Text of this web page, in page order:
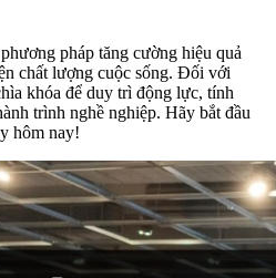
pháp tăng cường hiệu quả
chất lượng cuộc sống. Đối với
khóa để duy trì động lực, tính
trình nghề nghiệp. Hãy bắt đầu
hôm nay!